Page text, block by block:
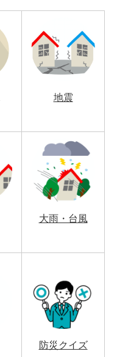
地震
大雨・台風
防災クイズ